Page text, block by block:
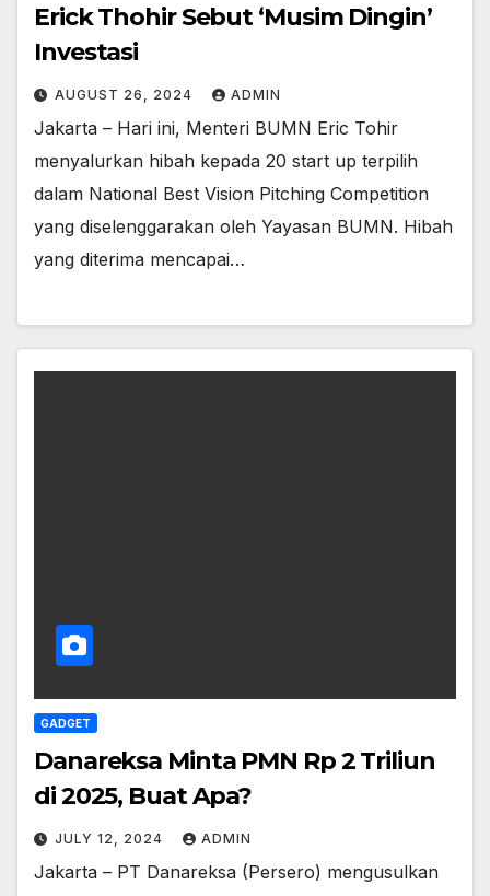
Erick Thohir Sebut ‘Musim Dingin’
Investasi
AUGUST 26, 2024 ADMIN
Jakarta – Hari ini, Menteri BUMN Eric Tohir
menyalurkan hibah kepada 20 start up terpilih
dalam National Best Vision Pitching Competition
yang diselenggarakan oleh Yayasan BUMN. Hibah
yang diterima mencapai…
GADGET
Danareksa Minta PMN Rp 2 Triliun
di 2025, Buat Apa?
JULY 12, 2024 ADMIN
Jakarta – PT Danareksa (Persero) mengusulkan